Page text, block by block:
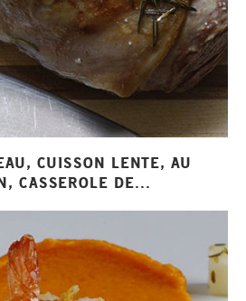
CUISSON LENTE, AU
CASSEROLE DE...